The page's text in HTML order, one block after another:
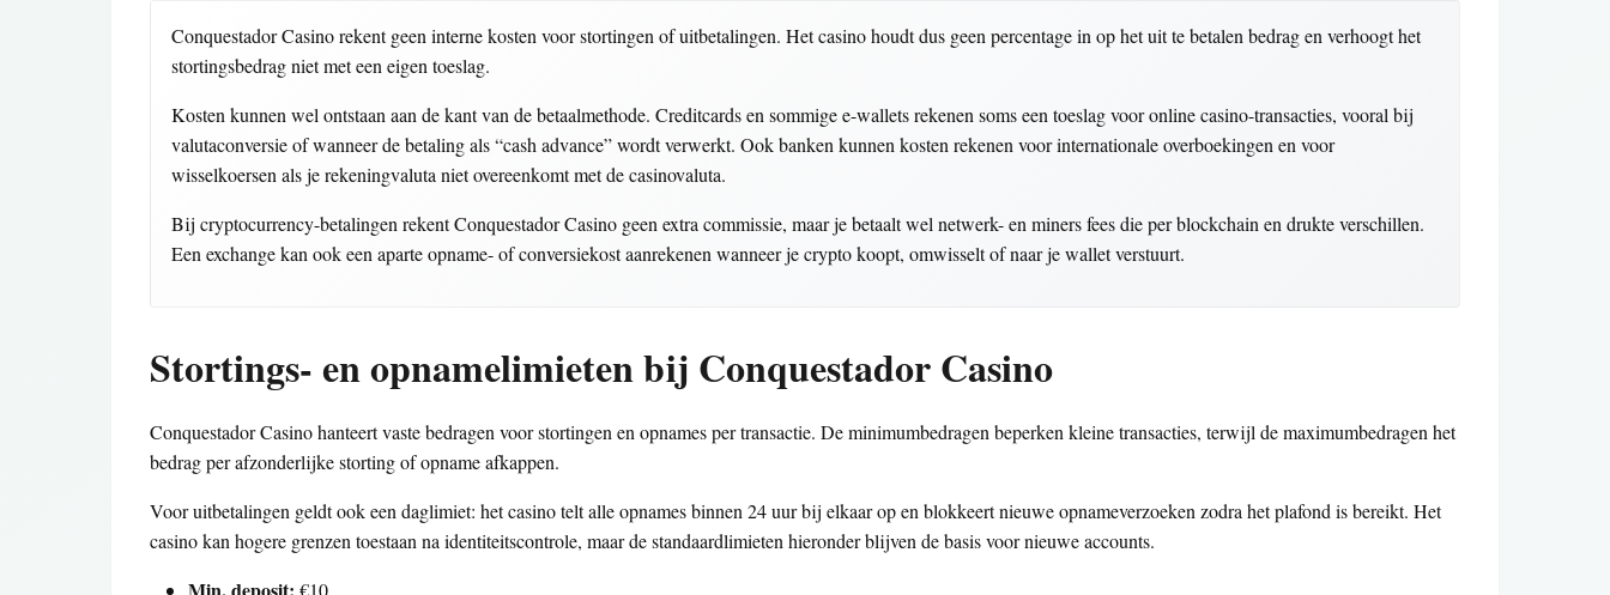
Conquestador Casino rekent geen interne kosten voor stortingen of uitbetalingen. Het casino houdt dus geen percentage in op het uit te betalen bedrag en verhoogt het
stortingsbedrag niet met een eigen toeslag.
Kosten kunnen wel ontstaan aan de kant van de betaalmethode. Creditcards en sommige e-wallets rekenen soms een toeslag voor online casino-transacties, vooral bij
valutaconversie of wanneer de betaling als “cash advance” wordt verwerkt. Ook banken kunnen kosten rekenen voor internationale overboekingen en voor
wisselkoersen als je rekeningvaluta niet overeenkomt met de casinovaluta.
Bij cryptocurrency-betalingen rekent Conquestador Casino geen extra commissie, maar je betaalt wel netwerk- en miners fees die per blockchain en drukte verschillen.
Een exchange kan ook een aparte opname- of conversiekost aanrekenen wanneer je crypto koopt, omwisselt of naar je wallet verstuurt.
Stortings- en opnamelimieten bij Conquestador Casino
Conquestador Casino hanteert vaste bedragen voor stortingen en opnames per transactie. De minimumbedragen beperken kleine transacties, terwijl de maximumbedragen het
bedrag per afzonderlijke storting of opname afkappen.
Voor uitbetalingen geldt ook een daglimiet: het casino telt alle opnames binnen 24 uur bij elkaar op en blokkeert nieuwe opnameverzoeken zodra het plafond is bereikt. Het
casino kan hogere grenzen toestaan na identiteitscontrole, maar de standaardlimieten hieronder blijven de basis voor nieuwe accounts.
€10